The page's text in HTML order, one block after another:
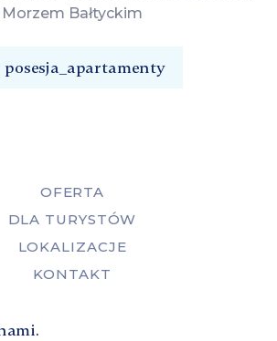
Morzem Bałtyckim
posesja_apartamenty
OFERTA
DLA TURYSTÓW
LOKALIZACJE
KONTAKT